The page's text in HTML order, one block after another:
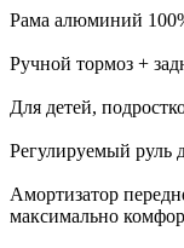
Рама алюминий
Ручной тормоз +
Для детей,
Регулируемый руль
Амортизатор
максимально